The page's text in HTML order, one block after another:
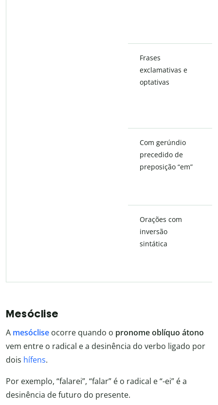
Frases
exclamativas e
optativas
Com gerúndio
precedido de
preposição “em”
Orações com
inversão
sintática
Mesóclise
A mesóclise ocorre quando o pronome oblíquo átono
vem entre o radical e a desinência do verbo ligado por
dois hífens.
Por exemplo, “falarei”, “falar” é o radical e “-ei” é a
desinência de futuro do presente.